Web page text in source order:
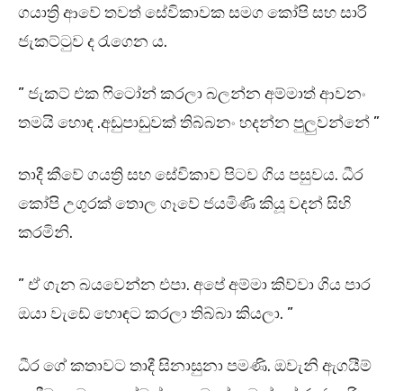
ගයාත්‍රි ආවේ තවත් සේවිකාවක සමග කෝපි සහ සාරි
ජැකට්ටුව ද රැගෙන ය.
” ජැකට් එක ෆිටෝන් කරලා බලන්න අම්මාත් ආවනං
තමයි හොඳ .අඩුපාඩුවක් තිබ්බනං හදන්න පුලුවන්නේ ”
තාදී කීවේ ගයත්‍රි සහ සේවිකාව පිටව ගිය පසුවය. ධීර
කෝපි උගුරක් තොල ගෑවේ ජයමිණි කියූ වදන් සිහි
කරමිනි.
” ඒ ගැන බයවෙන්න එපා. අපේ අම්මා කිව්වා ගිය පාර
ඔයා වැඩේ හොඳට කරලා තිබ්බා කියලා. ”
ධීර ගේ කතාවට තාදී සිනාසුනා පමණි. ඔවැනි ඇගයීම්